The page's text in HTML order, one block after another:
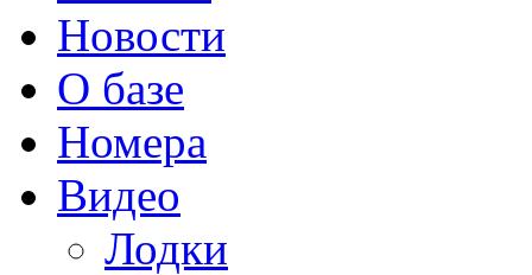
Новости
О базе
Номера
Видео
Лодки